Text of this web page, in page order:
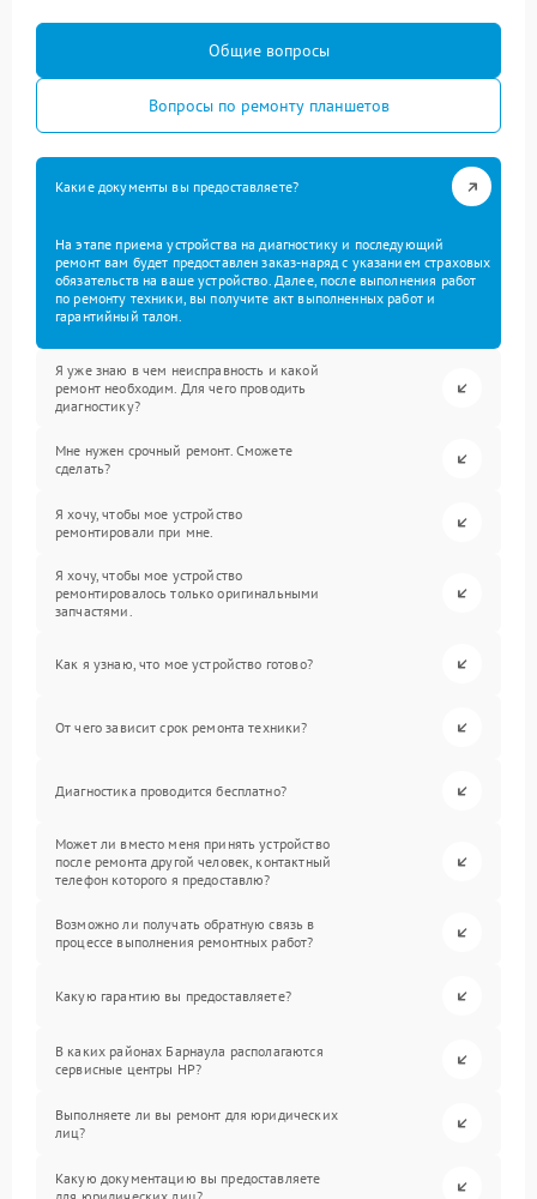
Общие вопросы
Вопросы по ремонту планшетов
Какие документы вы предоставляете?
На этапе приема устройства на диагностику и последующий
ремонт вам будет предоставлен заказ-наряд с указанием страховых
обязательств на ваше устройство. Далее, после выполнения работ
по ремонту техники, вы получите акт выполненных работ и
гарантийный талон.
Я уже знаю в чем неисправность и какой
ремонт необходим. Для чего проводить
диагностику?
Мне нужен срочный ремонт. Сможете
сделать?
Я хочу, чтобы мое устройство
ремонтировали при мне.
Я хочу, чтобы мое устройство
ремонтировалось только оригинальными
запчастями.
Как я узнаю, что мое устройство готово?
От чего зависит срок ремонта техники?
Диагностика проводится бесплатно?
Может ли вместо меня принять устройство
после ремонта другой человек, контактный
телефон которого я предоставлю?
Возможно ли получать обратную связь в
процессе выполнения ремонтных работ?
Какую гарантию вы предоставляете?
В каких районах Барнаула располагаются
сервисные центры HP?
Выполняете ли вы ремонт для юридических
лиц?
Какую документацию вы предоставляете
для юридических лиц?